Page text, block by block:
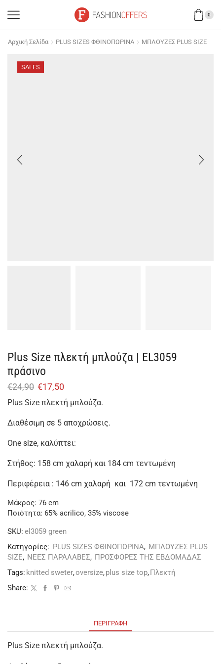
0
Αρχική Σελίδα PLUS SIZES ΦΘΙΝΟΠΩΡΙΝΑ ΜΠΛΟΥΖΕΣ PLUS SIZE
SALES
Plus Size πλεκτή μπλούζα | EL3059
πράσινο
€24,90 €17,50
Plus Size πλεκτή μπλούζα.
Διαθέσιμη σε 5 αποχρώσεις.
One size, καλύπτει:
Στήθος: 158 cm χαλαρή και 184 cm τεντωμένη
Περιφέρεια : 146 cm χαλαρή και 172 cm τεντωμένη
Μάκρος: 76 cm
Ποιότητα: 65% acrilico, 35% viscose
SKU: el3059 green
Κατηγορίες: PLUS SIZES ΦΘΙΝΟΠΩΡΙΝΑ, ΜΠΛΟΥΖΕΣ PLUS
SIZE, ΝΕΕΣ ΠΑΡΑΛΑΒΕΣ, ΠΡΟΣΦΟΡΕΣ ΤΗΣ ΕΒΔΟΜΑΔΑΣ
Tags: knitted sweter,oversize,plus size top,Πλεκτή
Share:
ΠΕΡΙΓΡΑΦΉ
Plus Size πλεκτή μπλούζα.